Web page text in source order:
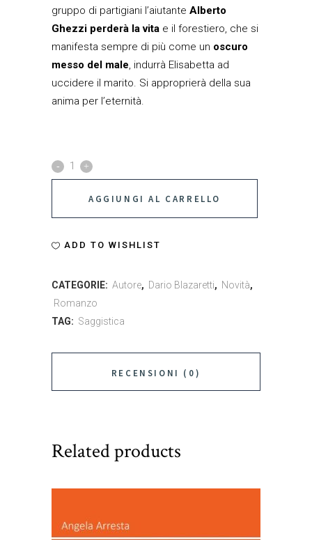
gruppo di partigiani l’aiutante Alberto
Ghezzi perderà la vita e il forestiero, che si
manifesta sempre di più come un oscuro
messo del male, indurrà Elisabetta ad
uccidere il marito. Si approprierà della sua
anima per l’eternità.
L’oscura
delle
anime
AGGIUNGI AL CARRELLO
ADD TO WISHLIST
CATEGORIE: Autore, Dario Blazaretti, Novità,
Romanzo
TAG: Saggistica
RECENSIONI (0)
Related products